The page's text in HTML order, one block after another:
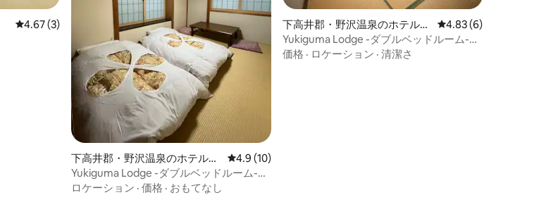
レビュー3件、5つ星中4.67つ星の平均評価
4.67 (3)
下高井郡・野沢温泉のホテル客
室
レビュー10件、5つ星中4.9つ星の平均評価
4.9 (10)
Yukiguma Lodge -ダブルベッドルーム-
305号室
ロケーション · 価格 · おもてなし
下高井郡・野沢温泉のホテル客
室
レビュー6件、5つ星
4.83 (6)
Yukiguma Lodge -ダブルベッドルーム-
313号室
価格 · ロケーション · 清潔さ